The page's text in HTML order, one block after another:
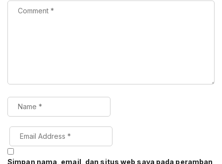
Simpan nama, email, dan situs web saya pada peramban